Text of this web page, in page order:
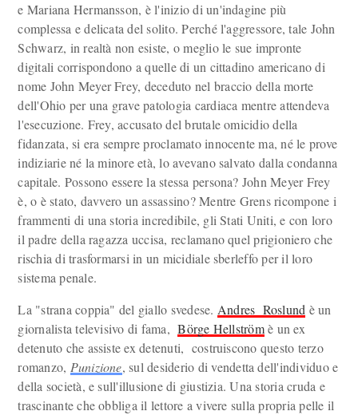
e Mariana Hermansson, è l'inizio di un'indagine più
complessa e delicata del solito. Perché l'aggressore, tale John
Schwarz, in realtà non esiste, o meglio le sue impronte
digitali corrispondono a quelle di un cittadino americano di
nome John Meyer Frey, deceduto nel braccio della morte
dell'Ohio per una grave patologia cardiaca mentre attendeva
l'esecuzione. Frey, accusato del brutale omicidio della
fidanzata, si era sempre proclamato innocente ma, né le prove
indiziarie né la minore età, lo avevano salvato dalla condanna
capitale. Possono essere la stessa persona? John Meyer Frey
è, o è stato, davvero un assassino? Mentre Grens ricompone i
frammenti di una storia incredibile, gli Stati Uniti, e con loro
il padre della ragazza uccisa, reclamano quel prigioniero che
rischia di trasformarsi in un micidiale sberleffo per il loro
sistema penale.
La "strana coppia" del giallo svedese. Andres Roslund è un
giornalista televisivo di fama,Börge Hellströmè un ex
detenuto che assiste ex detenuti, costruiscono questo terzo
romanzo, Punizione, sul desiderio di vendetta dell'individuo e
della società, e sull'illusione di giustizia. Una storia cruda e
trascinante che obbliga il lettore a vivere sulla propria pelle il